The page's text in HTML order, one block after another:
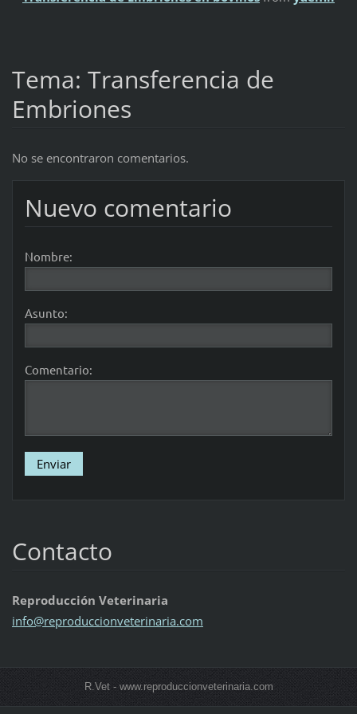
Tema: Transferencia de
Embriones
No se encontraron comentarios.
Nuevo comentario
Nombre:
Asunto:
Comentario:
Contacto
Reproducción Veterinaria
info@reproduccionveterinaria.com
R.Vet - www.reproduccionveterinaria.com